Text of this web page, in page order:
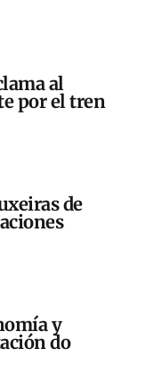
al
por el tren
de
y
do